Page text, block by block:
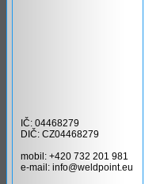
IČ: 04468279
DIČ: CZ04468279
mobil: +420 732 201 981
e-mail: info@weldpoint.eu